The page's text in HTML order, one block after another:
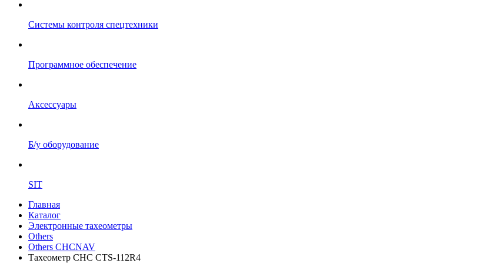
Системы контроля спецтехники
Программное обеспечение
Аксессуары
Б/у оборудование
SIT
Главная
Каталог
Электронные тахеометры
Others
Others CHCNAV
Тахеометр CHC CTS-112R4